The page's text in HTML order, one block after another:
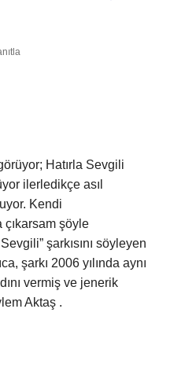
Hatırla Sevgili
ilerledikçe asıl
Kendi
şöyle
şarkısını söyleyen
şarkı 2006 yılında aynı
vermiş ve jenerik
Aktaş .